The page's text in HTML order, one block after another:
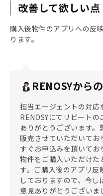
改善して欲しい点
購入後物件のアプリへの反
ります。
RENOSYから
担当エージェントの対応
RENOSYにてリピート
ありがとうございます
販売させていただいて
すぐお申込みを頂いてお
物件をご購入いただけた
す。ご購入後のアプリ反
しておりますので、今
意見ありがとうございま